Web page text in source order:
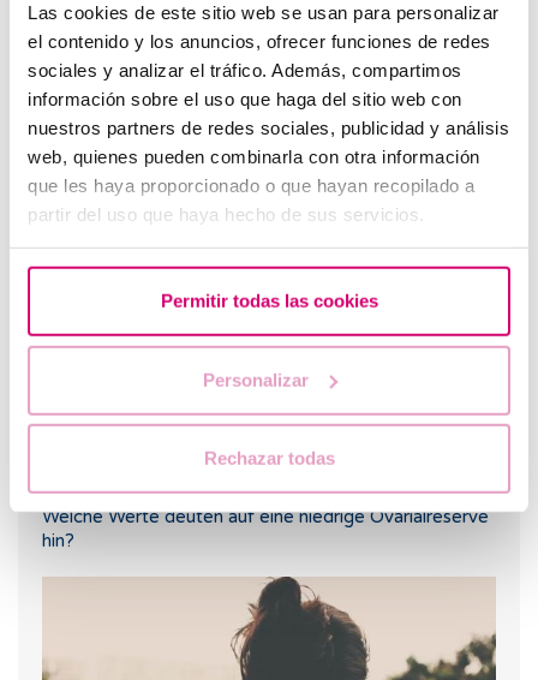
Las cookies de este sitio web se usan para personalizar
el contenido y los anuncios, ofrecer funciones de redes
sociales y analizar el tráfico. Además, compartimos
información sobre el uso que haga del sitio web con
nuestros partners de redes sociales, publicidad y análisis
web, quienes pueden combinarla con otra información
que les haya proporcionado o que hayan recopilado a
partir del uso que haya hecho de sus servicios.
Permitir todas las cookies
Personalizar
Rechazar todas
Wie lange dauert es, bis sich die befruchtete Eizelle
einnistet?
Welche Werte deuten auf eine niedrige Ovarialreserve
hin?